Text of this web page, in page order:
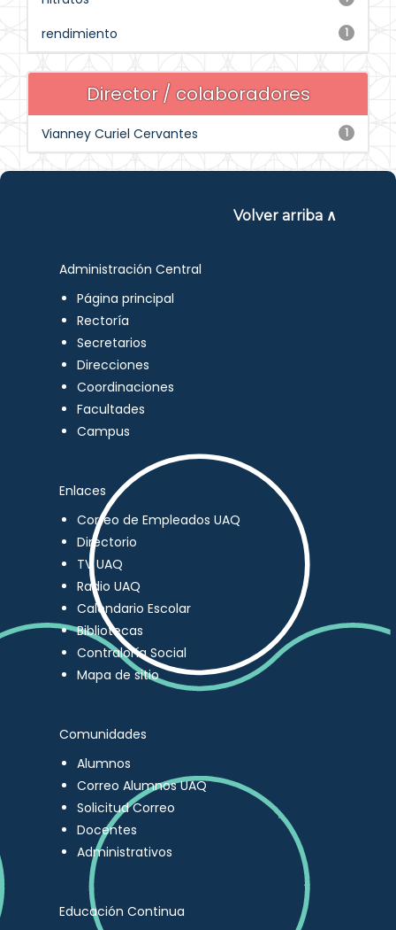
1
rendimiento
Director / colaboradores
1
Vianney Curiel Cervantes
Volver arriba ∧
Administración Central
Página principal
Rectoría
Secretarios
Direcciones
Coordinaciones
Facultades
Campus
Enlaces
Correo de Empleados UAQ
Directorio
TV UAQ
Radio UAQ
Calendario Escolar
Bibliotecas
Contraloría Social
Mapa de sitio
Comunidades
Alumnos
Correo Alumnos UAQ
Solicitud Correo
Docentes
Administrativos
Educación Continua